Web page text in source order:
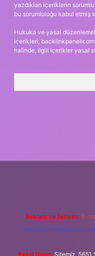
yazdıkları içeriklerin
bu sorumluluğu kabul etmiş
Hukuka ve yasal
içerikleri,
halinde, ilgili içerikler yasal
Reklam ve İletişim: E-
forumhizmeti@gmail.com
Yasal Uyarı: Sitemiz, 5651